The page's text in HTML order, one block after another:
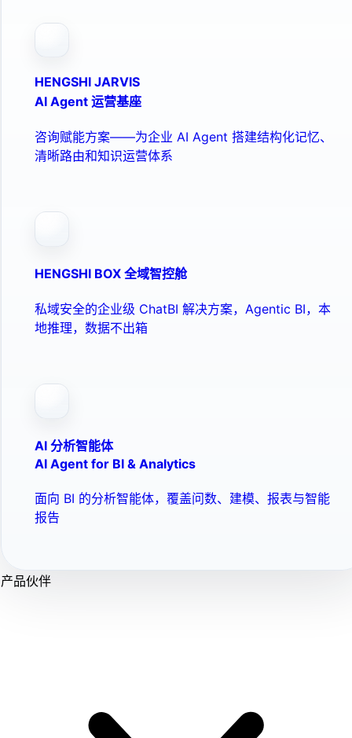
HENGSHI JARVIS
AI Agent 运营基座
咨询赋能方案——为企业 AI Agent 搭建结构化记忆、
清晰路由和知识运营体系
HENGSHI BOX 全域智控舱
私域安全的企业级 ChatBI 解决方案，Agentic BI，本
地推理，数据不出箱
AI 分析智能体
AI Agent for BI & Analytics
面向 BI 的分析智能体，覆盖问数、建模、报表与智能
报告
产品伙伴